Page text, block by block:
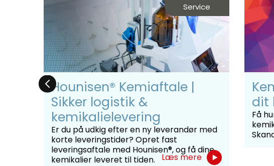
Service
Hounisen® Kemiaftale |
Sikker logistik &
kemikalielevering
Er du på udkig efter en ny leverandør med
korte leveringstider? Opret fast
leveringsaftale med Hounisen®, og få dine
kemikalier leveret til tiden.
Læs mere
dit
Få